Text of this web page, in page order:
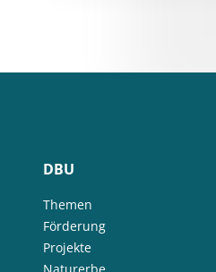
DBU
Themen
Förderung
Projekte